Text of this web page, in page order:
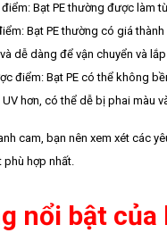
Bạt PE thường được làm
Bạt PE thường có giá
dễ dàng để vận chuyển và
điểm: Bạt PE có thể không
UV hơn, có thể dễ bị phai màu
cam, bạn nên xem xét các
phù hợp nhất.
nổi bật của